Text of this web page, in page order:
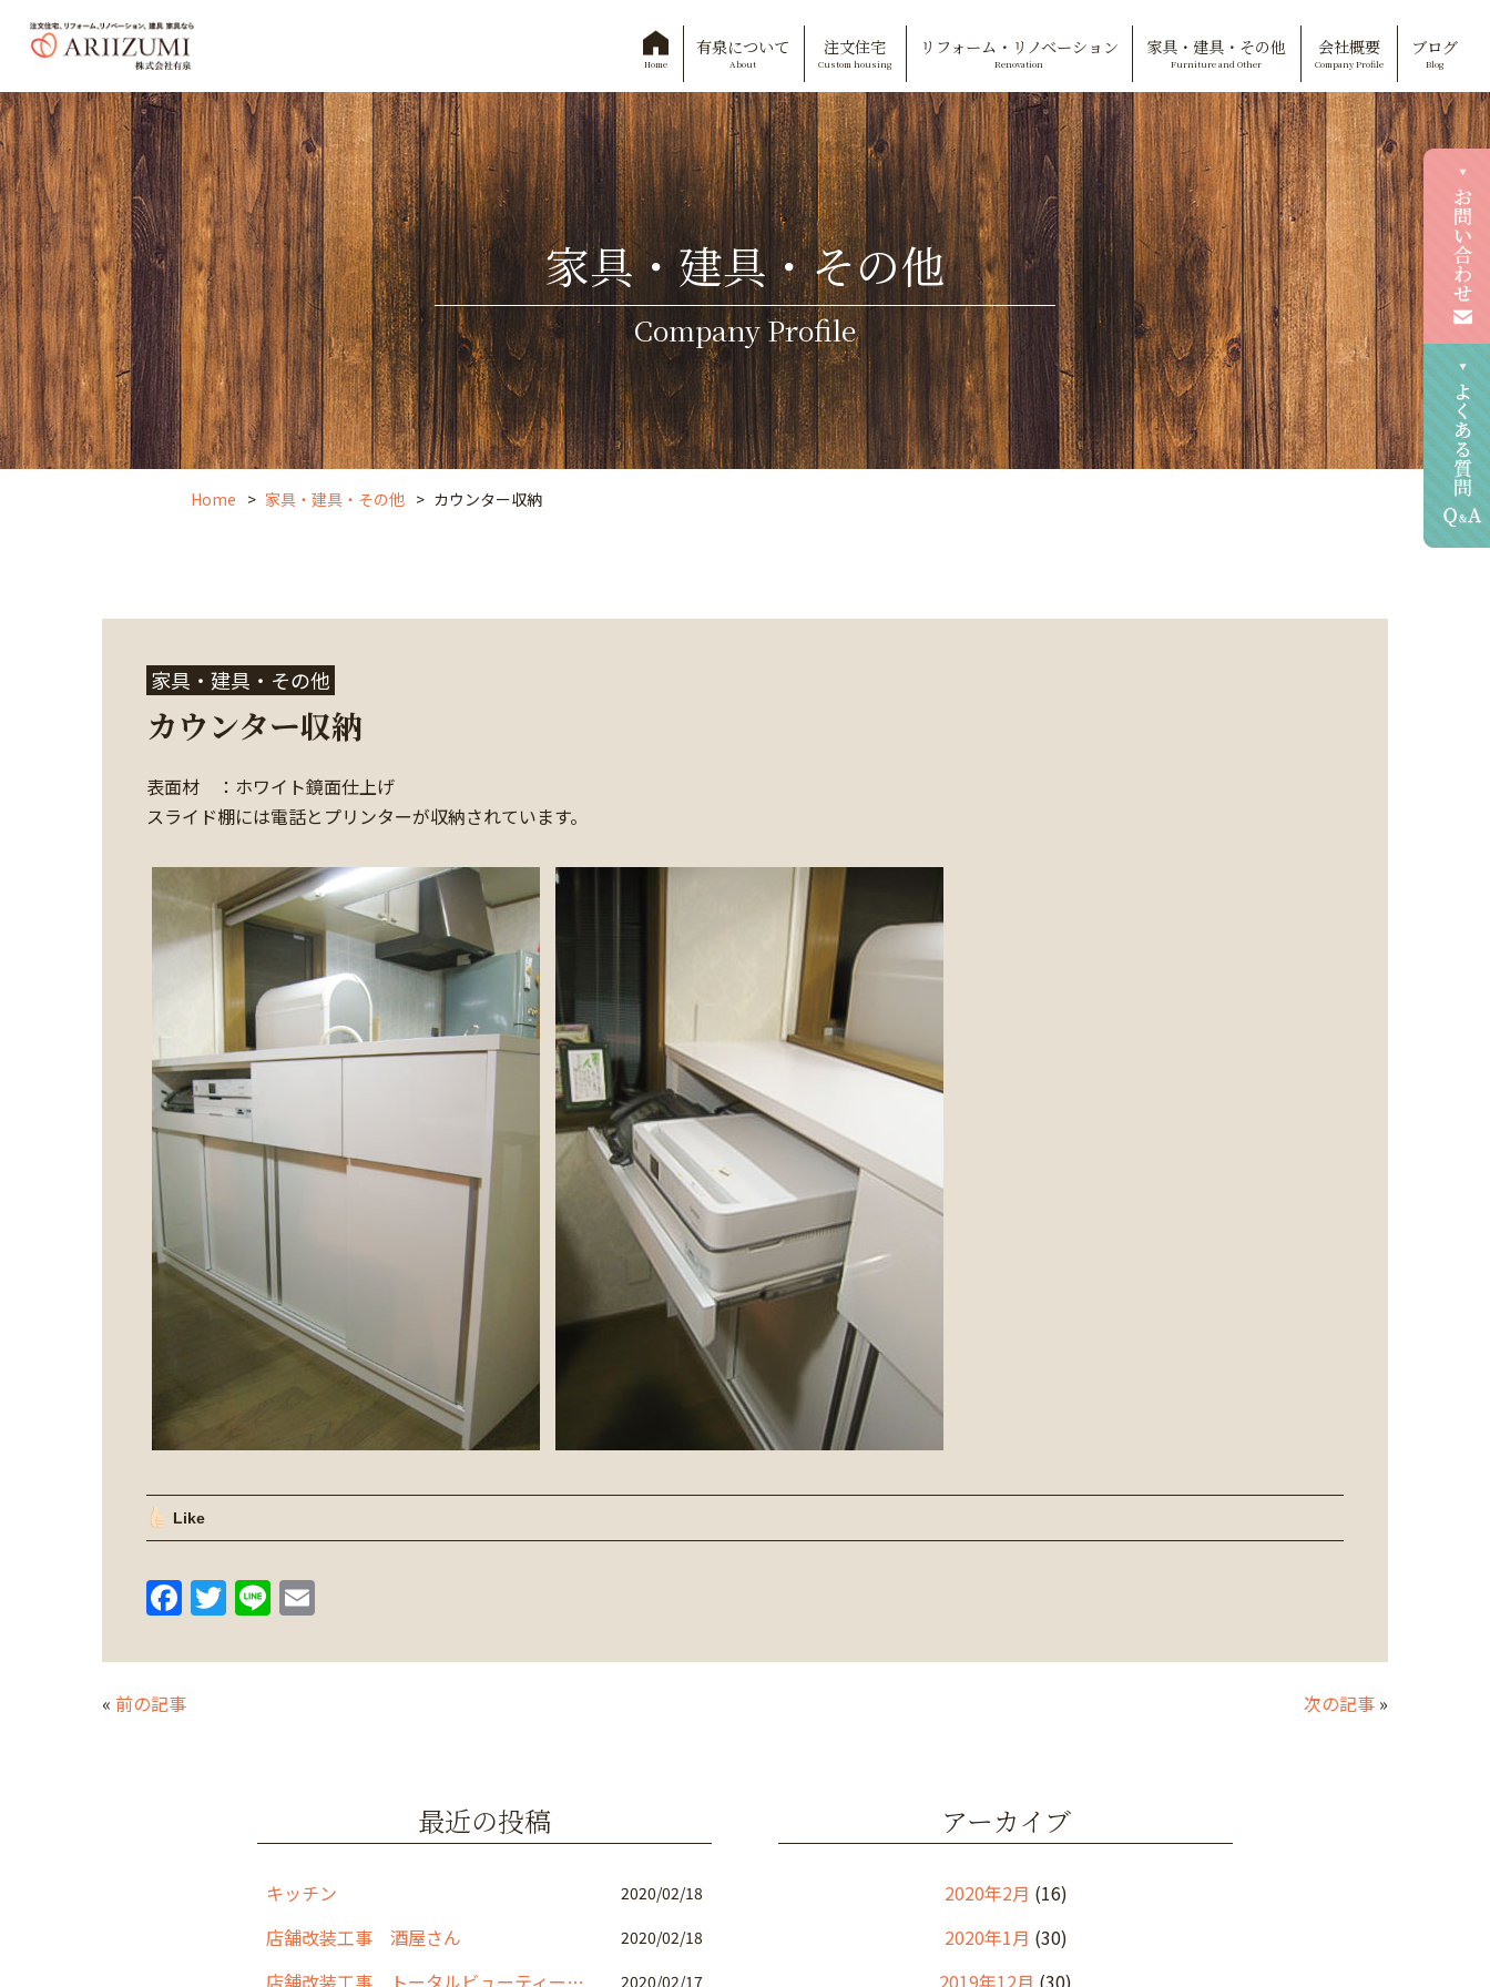
Home
有泉について
About
注文住宅
Custom housing
リフォーム・リノベーション
Renovation
家具・建具・その他
Furniture and Other
会社概要
Company Profile
ブログ
Blog
家具・建具・その他
Company Profile
Home 家具・建具・その他 カウンター収納
家具・建具・その他
カウンター収納
表面材 ：ホワイト鏡面仕上げ
スライド棚には電話とプリンターが収納されています。
Like
F
c
e
T
itt
Li
e ai
« 前の記事 次の記事 »
最近の投稿
キッチン 2020/02/18
店舗改装工事 酒屋さん 2020/02/18
2020/02/17
アーカイブ
2020年2月 (16)
2020年1月 (30)